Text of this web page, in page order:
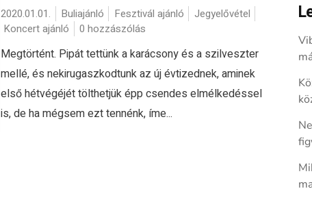
2020.01.01. Buliajánló Fesztivál ajánló
Jegyelővétel
Koncert ajánló
0 hozzászólás
Megtörtént. Pipát tettünk a karácsony és a szilveszter
mellé, és nekirugaszkodtunk az új évtizednek, aminek
első hétvégéjét tölthetjük épp csendes elmélkedéssel
is, de ha mégsem ezt tennénk, íme...